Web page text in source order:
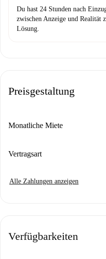
Du hast 24 Stunden nach
zwischen Anzeige und Realität
Lösung.
Preisgestaltung
Monatliche Miete
Vertragsart
Alle Zahlungen anzeigen
Verfügbarkeiten